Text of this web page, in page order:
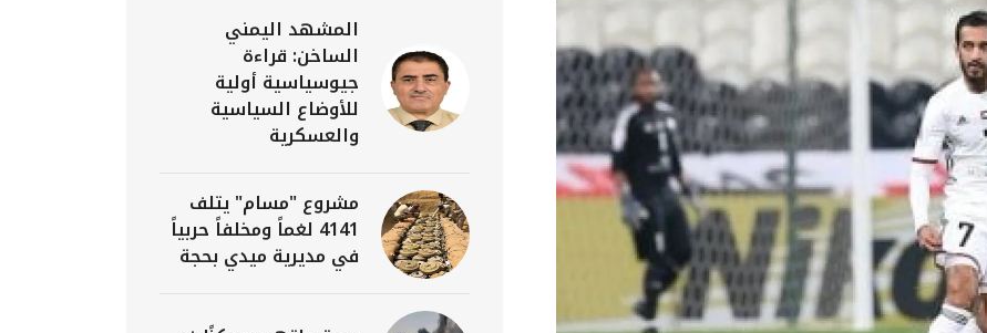
المشهد اليمني
الساخن: قراءة
جيوسياسية أولية
للأوضاع السياسية
والعسكرية
مشروع "مسام" يتلف
4141 لغماً ومخلفاً حربياً
في مديرية ميدي بحجة